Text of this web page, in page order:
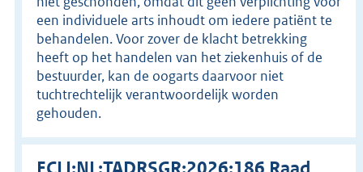
een individuele arts inhoudt om iedere patiënt te
behandelen. Voor zover de klacht betrekking
heeft op het handelen van het ziekenhuis of de
bestuurder, kan de oogarts daarvoor niet
tuchtrechtelijk verantwoordelijk worden
gehouden.